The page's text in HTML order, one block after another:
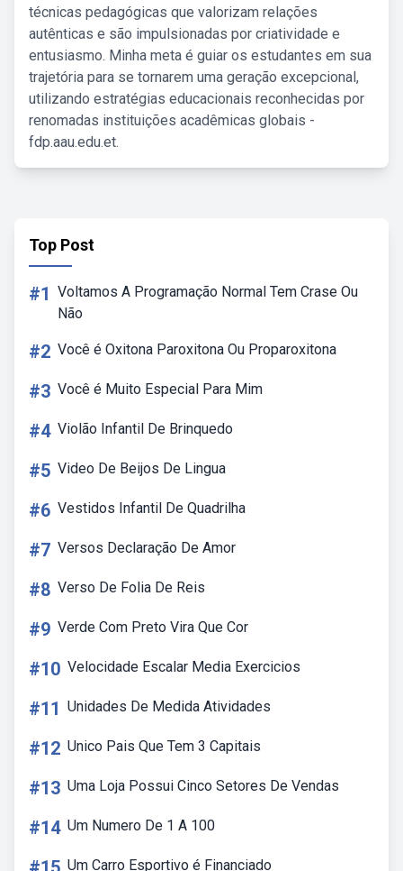
técnicas pedagógicas que valorizam relações
autênticas e são impulsionadas por criatividade e
entusiasmo. Minha meta é guiar os estudantes em sua
trajetória para se tornarem uma geração excepcional,
utilizando estratégias educacionais reconhecidas por
renomadas instituições acadêmicas globais -
fdp.aau.edu.et.
Top Post
#1 Voltamos A Programação Normal Tem Crase Ou
Não
#2 Você é Oxitona Paroxitona Ou Proparoxitona
#3 Você é Muito Especial Para Mim
#4 Violão Infantil De Brinquedo
#5 Video De Beijos De Lingua
#6 Vestidos Infantil De Quadrilha
#7 Versos Declaração De Amor
#8 Verso De Folia De Reis
#9 Verde Com Preto Vira Que Cor
#10 Velocidade Escalar Media Exercicios
#11 Unidades De Medida Atividades
#12 Unico Pais Que Tem 3 Capitais
#13 Uma Loja Possui Cinco Setores De Vendas
#14 Um Numero De 1 A 100
Um Carro Esportivo é Financiado